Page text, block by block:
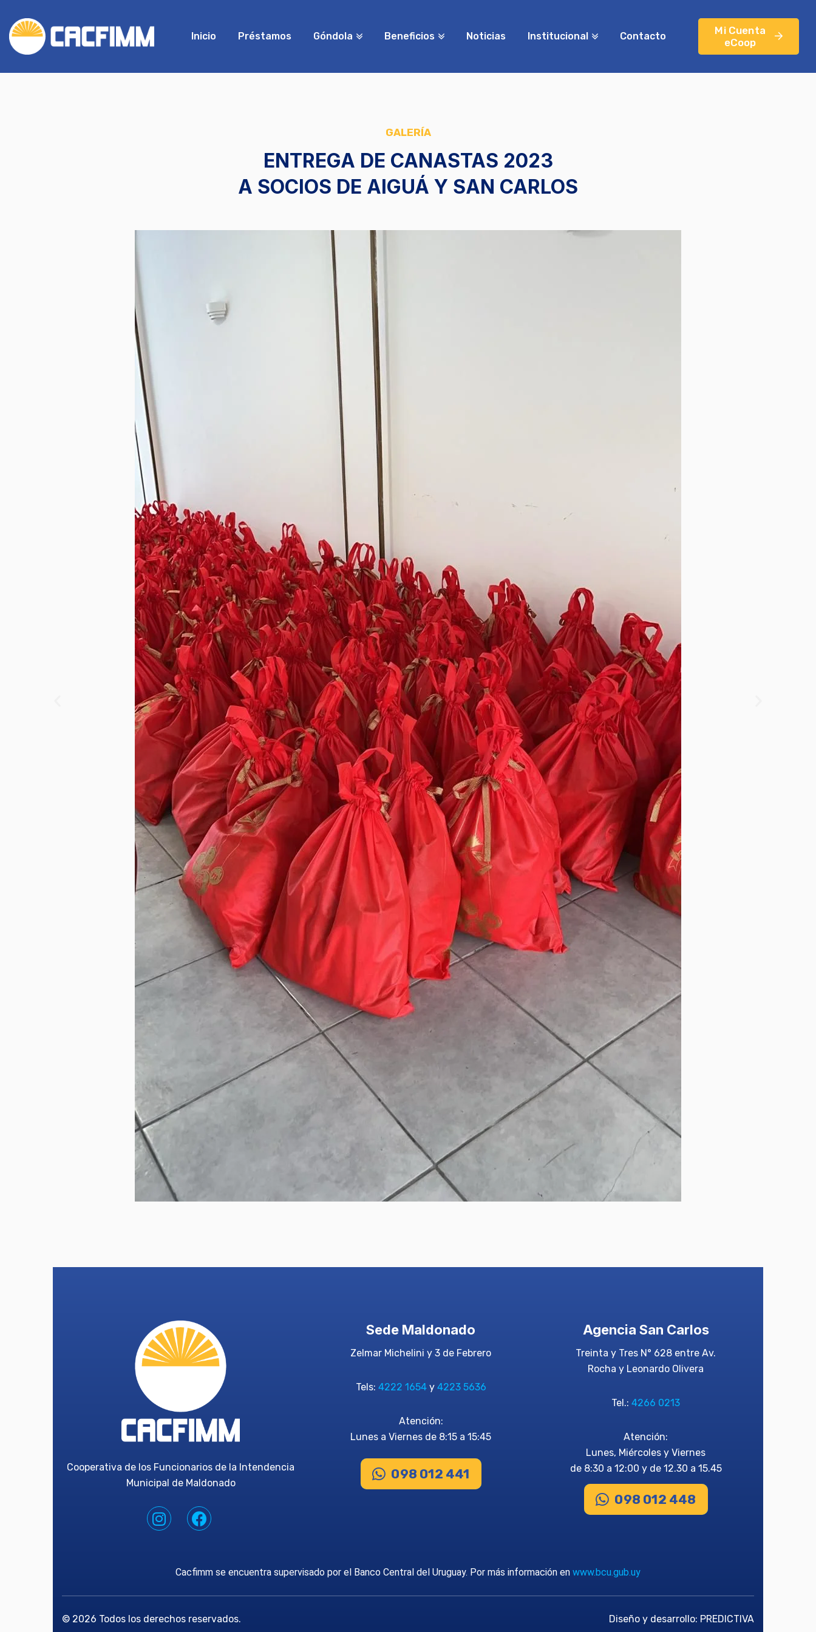
Inicio Préstamos Góndola Beneficios Noticias Institucional Contacto
Mi Cuenta
eCoop
GALERÍA
ENTREGA DE CANASTAS 2023
A SOCIOS DE AIGUÁ Y SAN CARLOS
Cooperativa de los Funcionarios de la Intendencia
Municipal de Maldonado
Sede Maldonado
Zelmar Michelini y 3 de Febrero
Tels: 4222 1654y 4223 5636
Atención:
Lunes a Viernes de 8:15 a 15:45
098 012 441
Agencia San Carlos
Treinta y Tres N° 628 entre Av.
Rocha y Leonardo Olivera
Tel.:4266 0213
Atención:
Lunes, Miércoles y Viernes
de 8:30 a 12:00 y de 12.30 a 15.45
098 012 448
Cacfimm se encuentra supervisado por el Banco Central del Uruguay. Por más información en www.bcu.gub.uy
© 2026 Todos los derechos reservados. Diseño y desarrollo: PREDICTIVA